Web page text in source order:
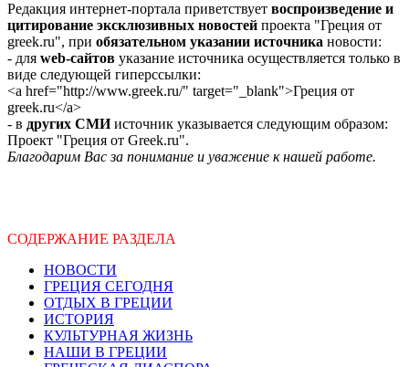
Редакция интернет-портала приветствует воспроизведение и
цитирование эксклюзивных новостей проекта "Греция от
greek.ru", при обязательном указании источника новости:
- для web-сайтов указание источника осуществляется только в
виде следующей гиперссылки:
<a href="http://www.greek.ru/" target="_blank">Греция от
greek.ru</a>
- в других СМИисточник указывается следующим образом:
Проект "Греция от Greek.ru".
Благодарим Вас за понимание и уважение к нашей работе.
СОДЕРЖАНИЕ РАЗДЕЛА
НОВОСТИ
ГРЕЦИЯ СЕГОДНЯ
ОТДЫХ В ГРЕЦИИ
ИСТОРИЯ
КУЛЬТУРНАЯ ЖИЗНЬ
НАШИ В ГРЕЦИИ